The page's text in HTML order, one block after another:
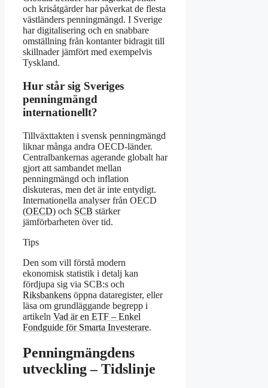
och krisåtgärder har påverkat de flesta
västländers penningmängd. I Sverige
har digitalisering och en snabbare
omställning från kontanter bidragit till
skillnader jämfört med exempelvis
Tyskland.
Hur står sig Sveriges
penningmängd
internationellt?
Tillväxttakten i svensk penningmängd
liknar många andra OECD-länder.
Centralbankernas agerande globalt har
gjort att sambandet mellan
penningmängd och inflation
diskuteras, men det är inte entydigt.
Internationella analyser från OECD
(OECD) och SCB stärker
jämförbarheten över tid.
Tips
Den som vill förstå modern
ekonomisk statistik i detalj kan
fördjupa sig via SCB:s och
Riksbankens öppna dataregister, eller
läsa om grundläggande begrepp i
artikeln Vad är en ETF – Enkel
Fondguide för Smarta Investerare.
Penningmängdens
utveckling – Tidslinje